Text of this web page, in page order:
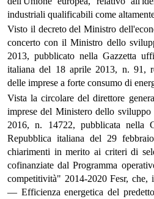
industriali qualificabili come
Visto il decreto del Ministro
concerto con il Ministro dello
2013, pubblicato nella Gazzetta
italiana del 18 aprile 2013, n. 91,
delle imprese a forte consumo di
Vista la circolare del direttore
imprese del Ministero dello
2016, n. 14722, pubblicata nella
Repubblica italiana del 29
chiarimenti in merito ai criteri di
cofinanziate dal Programma
competitività" 2014-2020 Fesr,
— Efficienza energetica del